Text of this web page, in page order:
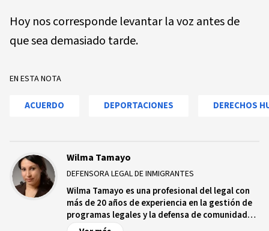
Hoy nos corresponde levantar la voz antes de
que sea demasiado tarde.
EN ESTA NOTA
ACUERDO DEPORTACIONES DERECHOS
Wilma Tamayo
DEFENSORA LEGAL DE INMIGRANTES
Wilma Tamayo es una profesional del legal con
más de 20 años de experiencia en la gestión de
programas legales y la defensa de comunidades
marginadas. Se desempeña como coordinadora